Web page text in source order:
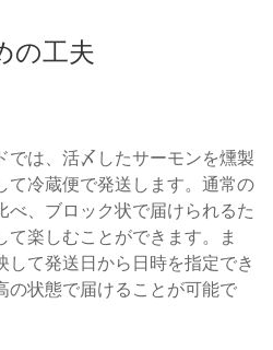
の工夫
では、活〆したサーモンを燻製
て冷蔵便で発送します。通常の
べ、ブロック状で届けられるた
楽しむことができます。ま
して発送日から日時を指定でき
の状態で届けることが可能で